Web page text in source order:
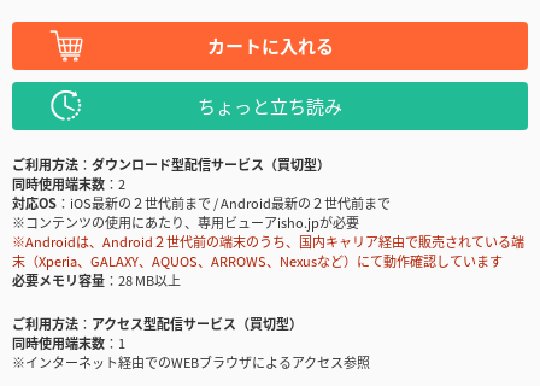
カートに入れる
ちょっと立ち読み
ご利用方法
ダウンロード型配信サービス（買切型）
同時使用端末数
2
対応OS
iOS最新の２世代前まで / Android最新の２世代前まで
※コンテンツの使用にあたり、専用ビューアisho.jpが必要
※Androidは、Android２世代前の端末のうち、国内キャリア経由で販売されている端
末（Xperia、GALAXY、AQUOS、ARROWS、Nexusなど）にて動作確認しています
必要メモリ容量
28 MB以上
ご利用方法
アクセス型配信サービス（買切型）
同時使用端末数
1
※インターネット経由でのWEBブラウザによるアクセス参照